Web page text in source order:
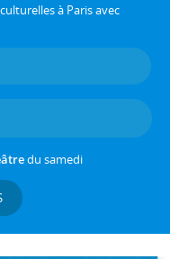
à Paris avec
du samedi